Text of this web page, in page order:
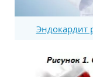
Эндокардит